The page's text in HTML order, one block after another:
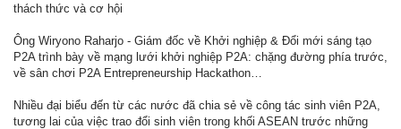
thách thức và cơ hội
Ông Wiryono Raharjo - Giám đốc về Khởi nghiệp & Đổi mới sáng tạo
P2A trình bày về mạng lưới khởi nghiệp P2A: chặng đường phía trước,
về sân chơi P2A Entrepreneurship Hackathon…
Nhiều đại biểu đến từ các nước đã chia sẻ về công tác sinh viên P2A,
tương lai của việc trao đổi sinh viên trong khối ASEAN trước những